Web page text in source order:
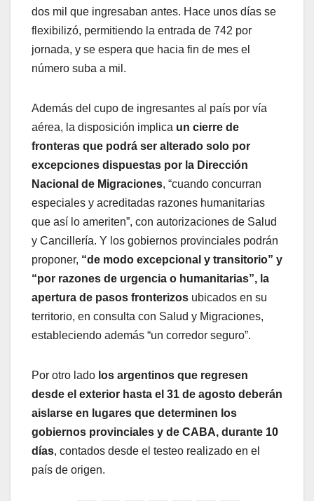
dos mil que ingresaban antes. Hace unos días se
flexibilizó, permitiendo la entrada de 742 por
jornada, y se espera que hacia fin de mes el
número suba a mil.
Además del cupo de ingresantes al país por vía
aérea, la disposición implica un cierre de
fronteras que podrá ser alterado solo por
excepciones dispuestas por la Dirección
Nacional de Migraciones, “cuando concurran
especiales y acreditadas razones humanitarias
que así lo ameriten”, con autorizaciones de Salud
y Cancillería. Y los gobiernos provinciales podrán
proponer, “de modo excepcional y transitorio” y
“por razones de urgencia o humanitarias”, la
apertura de pasos fronterizos ubicados en su
territorio, en consulta con Salud y Migraciones,
estableciendo además “un corredor seguro”.
Por otro lado los argentinos que regresen
desde el exterior hasta el 31 de agosto deberán
aislarse en lugares que determinen los
gobiernos provinciales y de CABA, durante 10
días, contados desde el testeo realizado en el
país de origen.